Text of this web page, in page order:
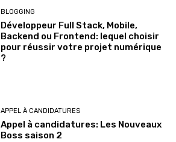
BLOGGING
Développeur Full Stack, Mobile,
Backend ou Frontend: lequel choisir
pour réussir votre projet numérique
?
APPEL À CANDIDATURES
Appel à candidatures: Les Nouveaux
Boss saison 2